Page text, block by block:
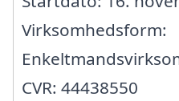
Virksomhedsform:
CVR: 44438550